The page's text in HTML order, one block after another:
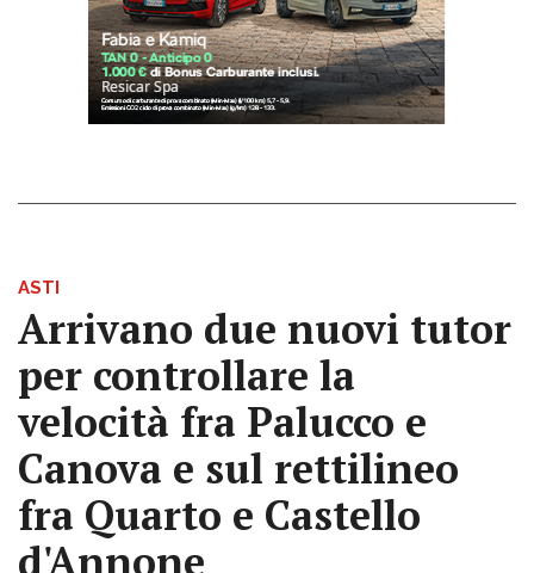
ASTI
Arrivano due nuovi tutor
per controllare la
velocità fra Palucco e
Canova e sul rettilineo
fra Quarto e Castello
d'Annone